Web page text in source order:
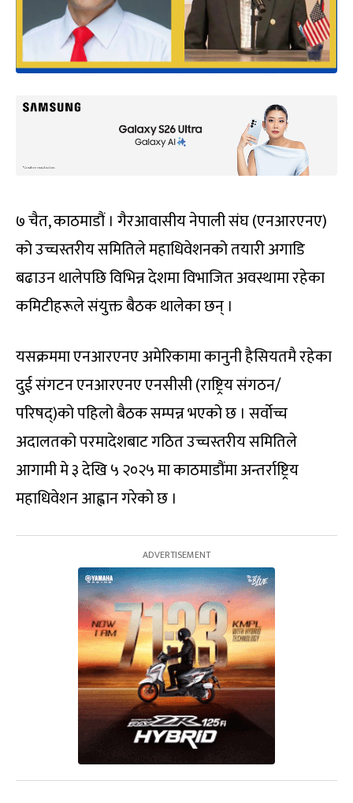
७ चैत, काठमाडौं । गैरआवासीय नेपाली संघ (एनआरएनए)
को उच्चस्तरीय समितिले महाधिवेशनको तयारी अगाडि
बढाउन थालेपछि विभिन्न देशमा विभाजित अवस्थामा रहेका
कमिटीहरूले संयुक्त बैठक थालेका छन् ।
यसक्रममा एनआरएनए अमेरिकामा कानुनी हैसियतमै रहेका
दुई संगटन एनआरएनए एनसीसी (राष्ट्रिय संगठन/
परिषद्)को पहिलो बैठक सम्पन्न भएको छ । सर्वोच्च
अदालतको परमादेशबाट गठित उच्चस्तरीय समितिले
आगामी मे ३ देखि ५ २०२५ मा काठमाडौंमा अन्तर्राष्ट्रिय
महाधिवेशन आह्वान गरेको छ ।